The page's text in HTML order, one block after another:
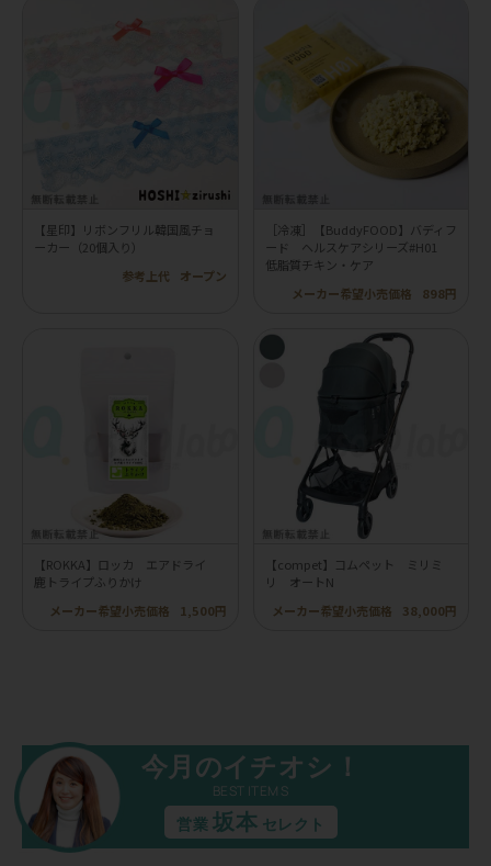
【星印】リボンフリル韓国風チョ
ーカー（20個入り）
参考上代
オープン
［冷凍］【BuddyFOOD】バディフ
ード ヘルスケアシリーズ#H01
低脂質チキン・ケア
メーカー希望小売価格
898円
【ROKKA】ロッカ エアドライ
鹿トライプふりかけ
メーカー希望小売価格
1,500円
【compet】コムペット ミリミ
リ オートN
メーカー希望小売価格
38,000円
今月のイチオシ！
BEST ITEMS
営業 坂本 セレクト